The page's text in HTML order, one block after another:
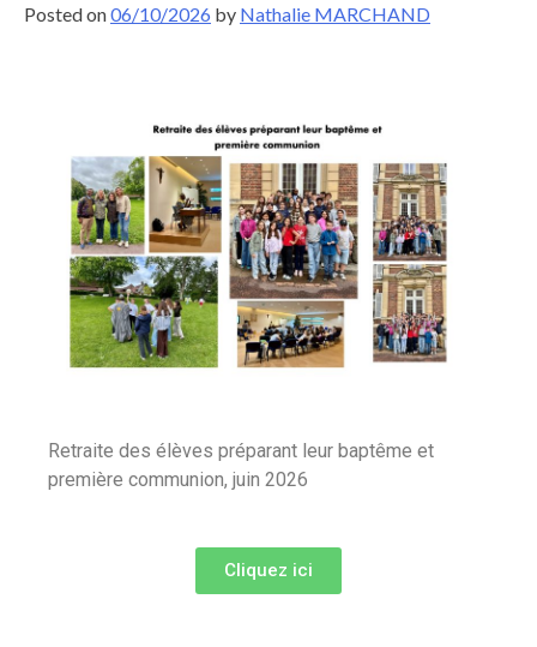
Posted on06/10/2026 by Nathalie MARCHAND
Retraite des élèves préparant leur baptême et
première communion, juin 2026
Cliquez ici